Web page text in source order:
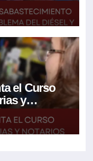
y el
el Curso
y